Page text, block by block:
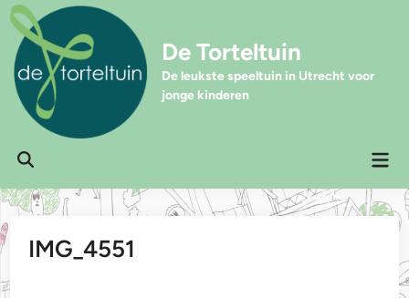
Ga
naar
inhoud
De Torteltuin
De leukste speeltuin in Utrecht voor
jonge kinderen
Zoeken
IMG_4551